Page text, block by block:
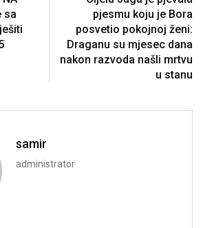
sa
pjesmu koju je Bora
posvetio pokojnoj ženi:
Draganu su mjesec dana
nakon razvoda našli mrtvu
u stanu
samir
administrator